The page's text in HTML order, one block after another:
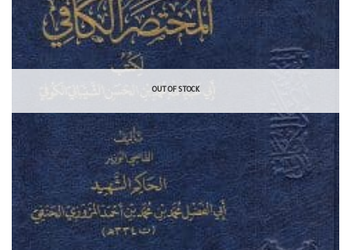
OUT OF STOCK